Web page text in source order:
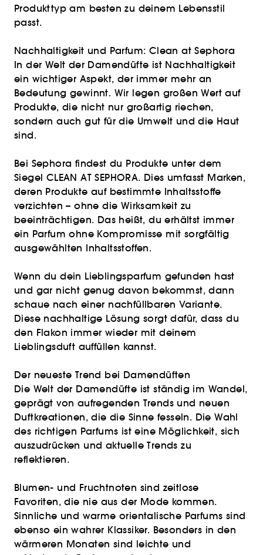
Produkttyp am besten zu deinem Lebensstil
passt.
Nachhaltigkeit und Parfum: Clean at Sephora
In der Welt der Damendüfte ist Nachhaltigkeit
ein wichtiger Aspekt, der immer mehr an
Bedeutung gewinnt. Wir legen großen Wert auf
Produkte, die nicht nur großartig riechen,
sondern auch gut für die Umwelt und die Haut
sind.
Bei Sephora findest du Produkte unter dem
Siegel CLEAN AT SEPHORA. Dies umfasst Marken,
deren Produkte auf bestimmte Inhaltsstoffe
verzichten – ohne die Wirksamkeit zu
beeinträchtigen. Das heißt, du erhältst immer
ein Parfum ohne Kompromisse mit sorgfältig
ausgewählten Inhaltsstoffen.
Wenn du dein Lieblingsparfum gefunden hast
und gar nicht genug davon bekommst, dann
schaue nach einer nachfüllbaren Variante.
Diese nachhaltige Lösung sorgt dafür, dass du
den Flakon immer wieder mit deinem
Lieblingsduft auffüllen kannst.
Der neueste Trend bei Damendüften
Die Welt der Damendüfte ist ständig im Wandel,
geprägt von aufregenden Trends und neuen
Duftkreationen, die die Sinne fesseln. Die Wahl
des richtigen Parfums ist eine Möglichkeit, sich
auszudrücken und aktuelle Trends zu
reflektieren.
Blumen- und Fruchtnoten sind zeitlose
Favoriten, die nie aus der Mode kommen.
Sinnliche und warme orientalische Parfums sind
ebenso ein wahrer Klassiker. Besonders in den
wärmeren Monaten sind leichte und